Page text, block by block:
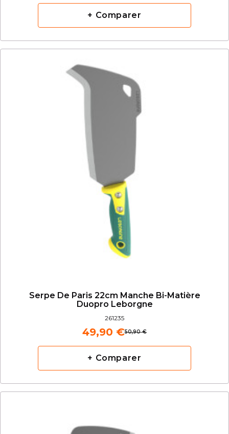
+ Comparer
Serpe De Paris 22cm Manche Bi-Matière
Duopro Leborgne
261235
50,90 €
49,90 €
+ Comparer